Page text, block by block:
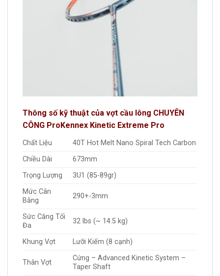
Thông số kỹ thuật của vợt cầu lông CHUYÊN
CÔNG ProKennex Kinetic Extreme Pro
Chất Liệu
40T Hot Melt Nano Spiral Tech Carbon
Chiều Dài
673mm
Trọng Lượng
3U1 (85-89gr)
Mức Cân
Bằng
290+-3mm
Sức Căng Tối
Đa
32 lbs (~ 14.5 kg)
Khung Vợt Lưỡi Kiếm (8 cạnh)
Thân Vợt
Cứng – Advanced Kinetic System –
Taper Shaft